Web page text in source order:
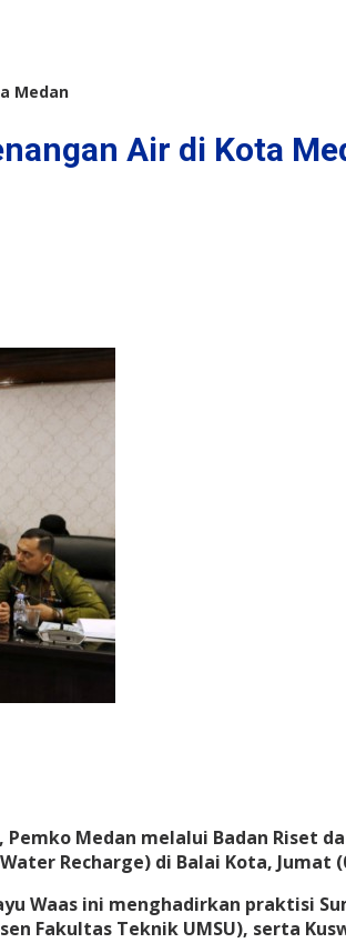
Medan
Air di Kota
Medan melalui Badan Riset
Recharge) di Balai Kota, Jumat
Waas ini menghadirkan praktisi
Fakultas Teknik UMSU), serta